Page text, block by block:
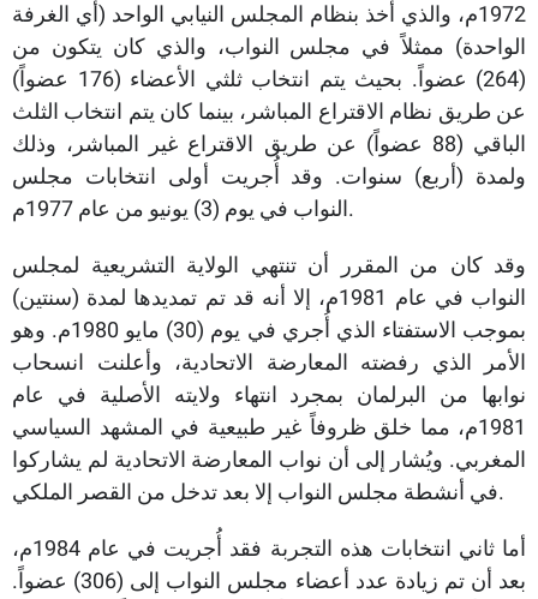
1972م، والذي أخذ بنظام المجلس النيابي الواحد (أي الغرفة
الواحدة) ممثلاً في مجلس النواب، والذي كان يتكون من
(264) عضواً. بحيث يتم انتخاب ثلثي الأعضاء (176 عضواً)
عن طريق نظام الاقتراع المباشر، بينما كان يتم انتخاب الثلث
الباقي (88 عضواً) عن طريق الاقتراع غير المباشر، وذلك
ولمدة (أربع) سنوات. وقد أُجريت أولى انتخابات مجلس
النواب في يوم (3) يونيو من عام 1977م.
وقد كان من المقرر أن تنتهي الولاية التشريعية لمجلس
النواب في عام 1981م، إلا أنه قد تم تمديدها لمدة (سنتين)
بموجب الاستفتاء الذي أُجري في يوم (30) مايو 1980م. وهو
الأمر الذي رفضته المعارضة الاتحادية، وأعلنت انسحاب
نوابها من البرلمان بمجرد انتهاء ولايته الأصلية في عام
1981م، مما خلق ظروفاً غير طبيعية في المشهد السياسي
المغربي. ويُشار إلى أن نواب المعارضة الاتحادية لم يشاركوا
في أنشطة مجلس النواب إلا بعد تدخل من القصر الملكي.
أما ثاني انتخابات هذه التجربة فقد أُجريت في عام 1984م،
بعد أن تم زيادة عدد أعضاء مجلس النواب إلى (306) عضواً.